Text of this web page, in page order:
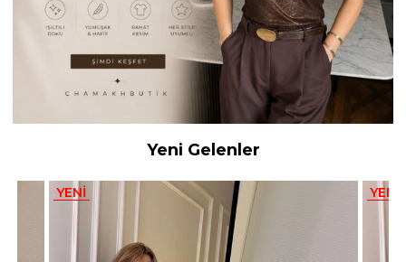
Yeni Gelenler
YENI
ÜRÜN
YENI
ÜRÜN